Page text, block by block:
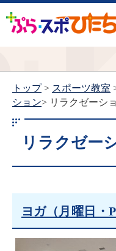
トップ> スポーツ教室
ション> リラクゼーシ
リラクゼー
ヨガ（月曜日・